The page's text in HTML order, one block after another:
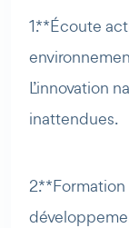
1. **Écoute
L’innovation
inattendues.
2.